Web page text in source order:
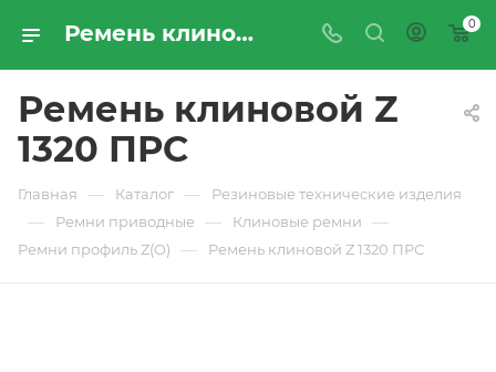
Ремень клиновой Z 1320 ПРС - купить по цене производителя с доставкой по Москве и России | ПРОМРЕСУРССЕРВИС 0
Ремень клиновой Z
1320 ПРС
Главная — Каталог — Резиновые технические изделия
— Ремни приводные — Клиновые ремни —
Ремни профиль Z(O) — Ремень клиновой Z 1320 ПРС